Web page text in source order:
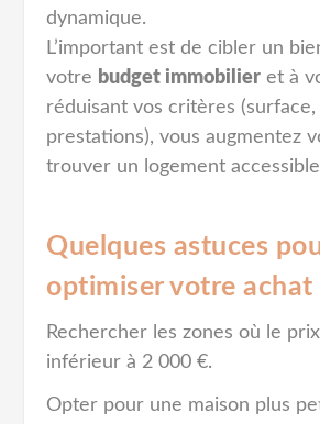
dynamique.
L’important est de cibler un
votre budget immobilier et à
réduisant vos critères (surface,
prestations), vous augmentez
trouver un logement
Quelques astuces
optimiser votre achat
Rechercher les zones où le
inférieur à 2 000 €.
Opter pour une maison plus